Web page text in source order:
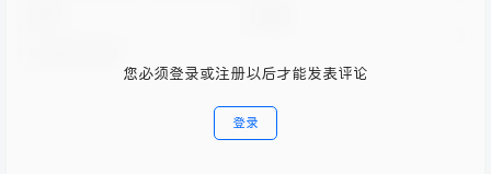
您必须登录或注册以后才能发表评论
登录